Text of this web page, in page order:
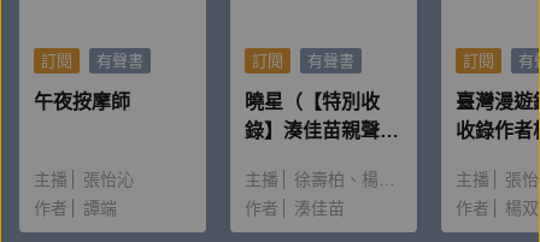
愛珠文風的溫潤典雅，固然與家族根柢、薰陶養成有
後」是感情結構的關鍵字，往日習焉不察的吃食烹煮，
瑣物細節，經過回憶重建，展現普魯斯特式的瞬間
訂閱 有聲書
午夜按摩師
主播
張怡沁
作者
譚端
訂閱 有聲書
曉星（【特別收
錄】湊佳苗親聲朗
主播 徐壽柏
楊雅淳
作者
湊佳苗
訂閱 有
臺灣漫遊
收錄作者
主播
張
作者
楊